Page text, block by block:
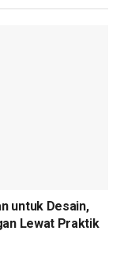
untuk Desain,
Lewat Praktik